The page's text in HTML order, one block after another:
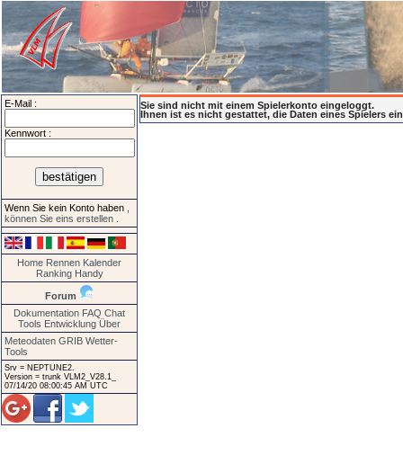
E-Mail :
Kennwort :
Wenn Sie kein Konto haben
können Sie eins erstellen
Home Rennen Kalender
Ranking Handy
Forum
Dokumentation FAQ Chat
Tools Entwicklung Über
Meteodaten GRIB Wetter-
Tools
Srv = NEPTUNE2.
Version = trunk VLM2_V28.1_
07/14/20 08:00:45 AM UTC
Sie sind nicht mit einem Spielerkonto eingeloggt.
Ihnen ist es nicht gestattet, die Daten eines Spielers